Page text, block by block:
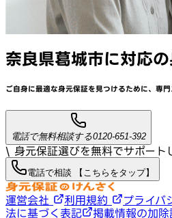
奈良県葛城市に対応
ご自身に最適な身元保証を見つけるために、 専門
電話で無料相談する0120-651-392
\ 身元保証選びを無料でサポート
電話で相談 【こちらをタップ】
運営会社 利用規約 プライバ
法に基づく表記
掲載情報の加除